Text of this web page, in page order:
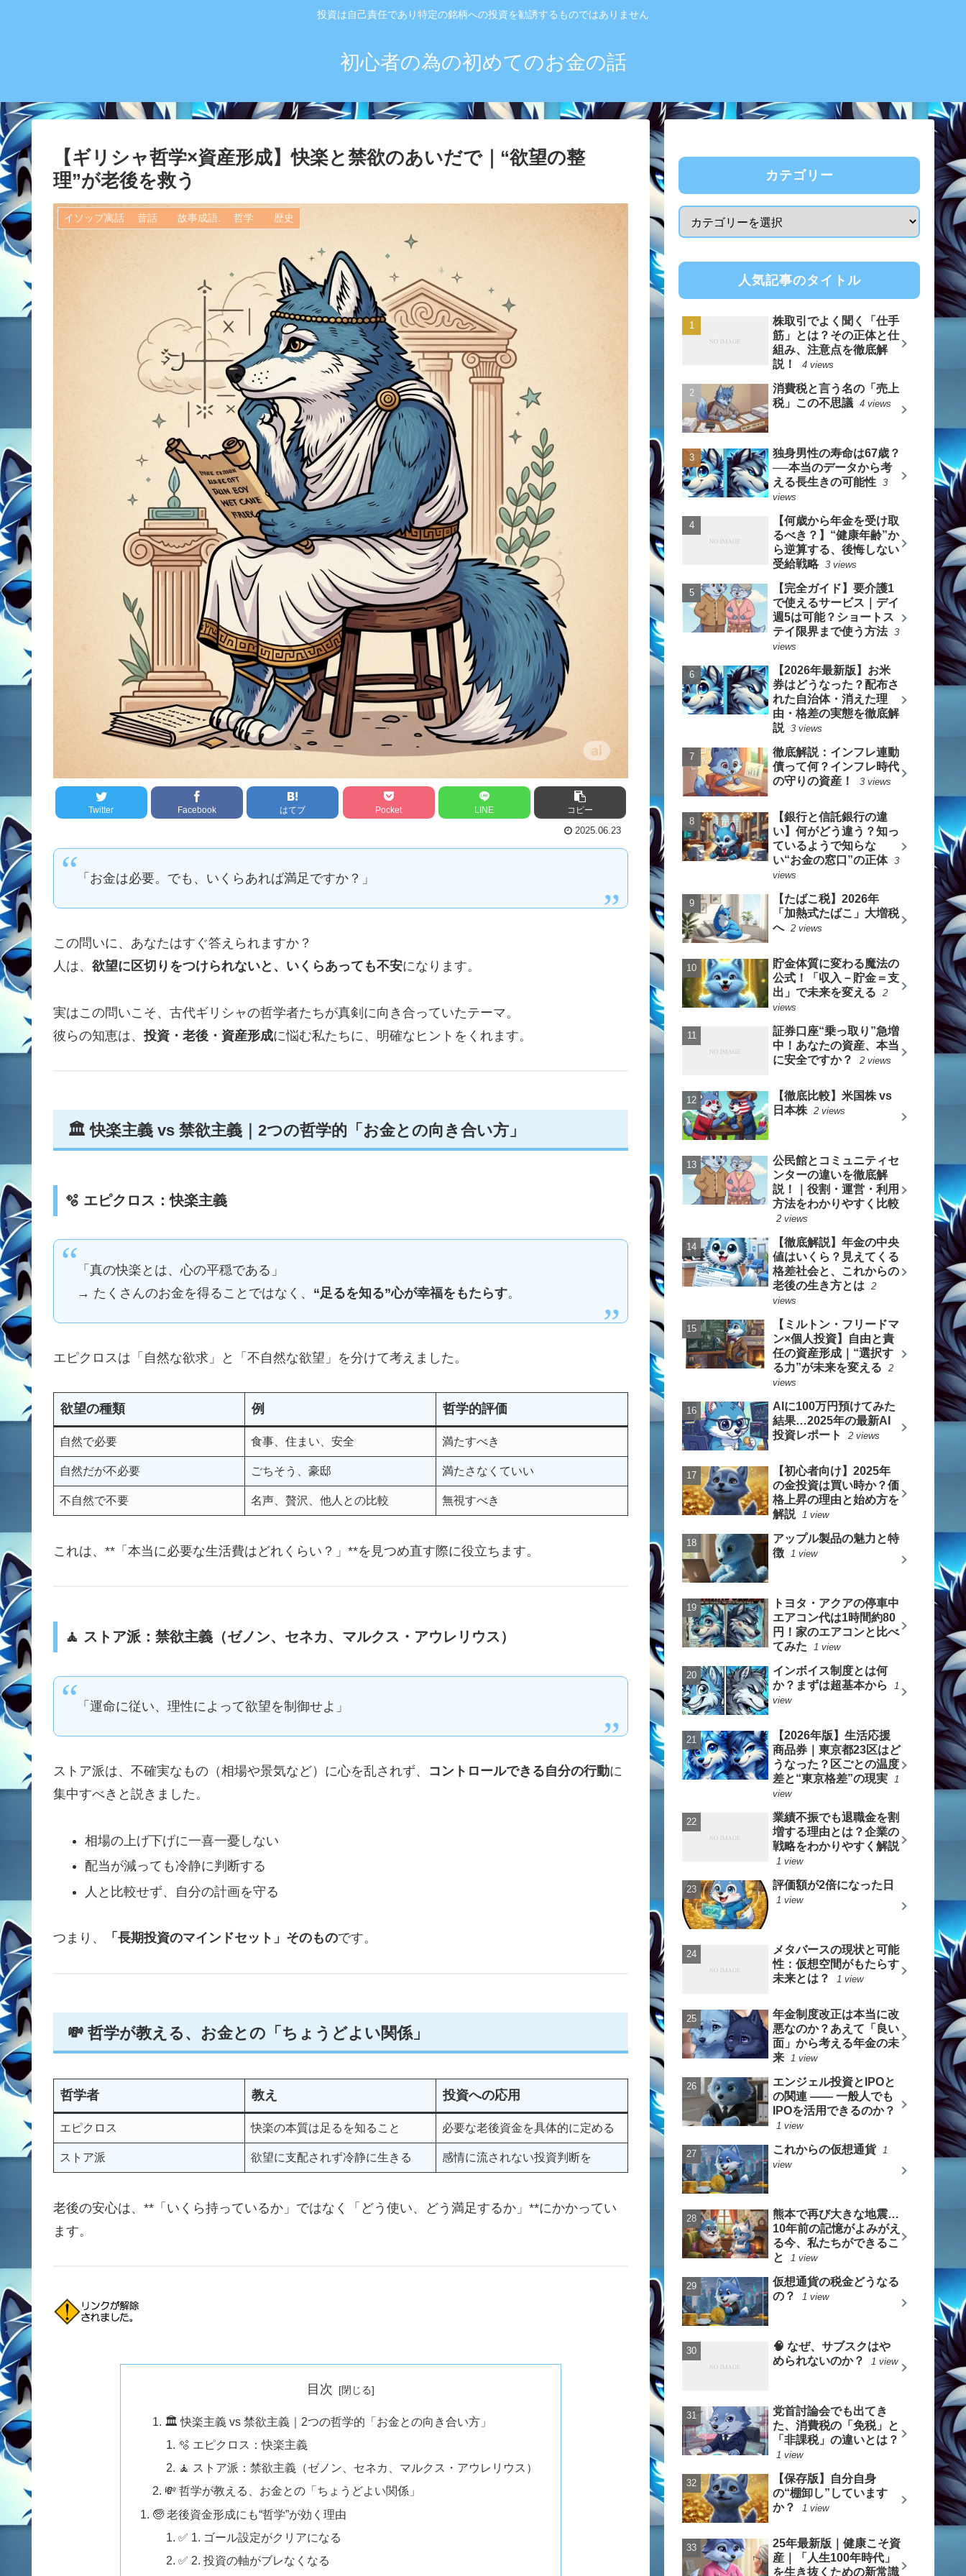
投資は自己責任であり特定の銘柄への投資を勧誘するものではありません
初心者の為の初めてのお金の話
【ギリシャ哲学×資産形成】快楽と禁欲のあいだで｜“欲望の整
理”が老後を救う
イソップ寓話 昔話 故事成語. 哲学 歴史
Twitter Facebook はてブ Pocket LINE コピー
2025.06.23
「お金は必要。でも、いくらあれば満足ですか？」
この問いに、あなたはすぐ答えられますか？
人は、 欲望に区切りをつけられないと、いくらあっても不安になります。
実はこの問いこそ、古代ギリシャの哲学者たちが真剣に向き合っていたテーマ。
彼らの知恵は、投資・老後・資産形成に悩む私たちに、明確なヒントをくれます。
🏛️ 快楽主義 vs 禁欲主義｜2つの哲学的「お金との向き合い方」
🫧 エピクロス：快楽主義
「真の快楽とは、心の平穏である」
→ たくさんのお金を得ることではなく、 “足るを知る”心が幸福をもたらす。
エピクロスは「自然な欲求」と「不自然な欲望」を分けて考えました。
欲望の種類 例 哲学的評価
自然で必要 食事、住まい、安全 満たすべき
自然だが不必要 ごちそう、豪邸 満たさなくていい
不自然で不要 名声、贅沢、他人との比較 無視すべき
これは、**「本当に必要な生活費はどれくらい？」**を見つめ直す際に役立ちます。
🧘 ストア派：禁欲主義（ゼノン、セネカ、マルクス・アウレリウス）
「運命に従い、理性によって欲望を制御せよ」
ストア派は、不確実なもの（相場や景気など）に心を乱されず、 コントロールできる自分の行動に
集中すべきと説きました。
相場の上げ下げに一喜一憂しない
配当が減っても冷静に判断する
人と比較せず、自分の計画を守る
つまり、 「長期投資のマインドセット」そのものです。
💸 哲学が教える、お金との「ちょうどよい関係」
哲学者 教え 投資への応用
エピクロス 快楽の本質は足るを知ること 必要な老後資金を具体的に定める
ストア派 欲望に支配されず冷静に生きる 感情に流されない投資判断を
老後の安心は、**「いくら持っているか」ではなく「どう使い、どう満足するか」**にかかってい
ます。
目次
🏛️ 快楽主義 vs 禁欲主義｜2つの哲学的「お金との向き合い方」
🫧 エピクロス：快楽主義
🧘 ストア派：禁欲主義（ゼノン、セネカ、マルクス・アウレリウス）
💸 哲学が教える、お金との「ちょうどよい関係」
🧓 老後資金形成にも“哲学”が効く理由
✅ 1. ゴール設定がクリアになる
✅ 2. 投資の軸がブレなくなる
カテゴリー
人気記事のタイトル
株取引でよく聞く「仕手
筋」とは？その正体と仕
組み、注意点を徹底解
説！
4 views
消費税と言う名の「売上
税」この不思議 4 views
独身男性の寿命は67歳？
──本当のデータから考
える長生きの可能性 3
views
【何歳から年金を受け取
るべき？】“健康年齢”か
ら逆算する、後悔しない
受給戦略 3 views
【完全ガイド】要介護1
で使えるサービス｜デイ
週5は可能？ショートス
テイ限界まで使う方法 3
views
【2026年最新版】お米
券はどうなった？配布さ
れた自治体・消えた理
由・格差の実態を徹底解
説 3 views
徹底解説：インフレ連動
債って何？インフレ時代
の守りの資産！
3 views
【銀行と信託銀行の違
い】何がどう違う？知っ
ているようで知らな
い“お金の窓口”の正体 3
views
【たばこ税】2026年
「加熱式たばこ」大増税
へ 2 views
貯金体質に変わる魔法の
公式！「収入－貯金＝支
出」で未来を変える
2
views
証券口座“乗っ取り”急増
中！あなたの資産、本当
に安全ですか？
2 views
【徹底比較】米国株 vs
日本株 2 views
公民館とコミュニティセ
ンターの違いを徹底解
説！｜役割・運営・利用
方法をわかりやすく比較
2 views
【徹底解説】年金の中央
値はいくら？見えてくる
格差社会と、これからの
老後の生き方とは
2
views
【ミルトン・フリードマ
ン×個人投資】自由と責
任の資産形成｜“選択す
る力”が未来を変える
2
views
AIに100万円預けてみた
結果…2025年の最新AI
投資レポート
2 views
【初心者向け】2025年
の金投資は買い時か？価
格上昇の理由と始め方を
解説
1 view
アップル製品の魅力と特
徴
1 view
トヨタ・アクアの停車中
エアコン代は1時間約80
円！家のエアコンと比べ
てみた
1 view
インボイス制度とは何
か？まずは超基本から
1
view
【2026年版】生活応援
商品券｜東京都23区はど
うなった？区ごとの温度
差と“東京格差”の現実
1
view
業績不振でも退職金を割
増する理由とは？企業の
戦略をわかりやすく解説
1 view
評価額が2倍になった日
1 view
メタバースの現状と可能
性：仮想空間がもたらす
未来とは？
1 view
年金制度改正は本当に改
悪なのか？あえて「良い
面」から考える年金の未
来
1 view
エンジェル投資とIPOと
の関連 —— 一般人でも
IPOを活用できるのか？
1 view
これからの仮想通貨
1
view
熊本で再び大きな地震…
10年前の記憶がよみがえ
る今、私たちができるこ
と
1 view
仮想通貨の税金どうなる
の？
1 view
🧠 なぜ、サブスクはや
められないのか？
1 view
党首討論会でも出てき
た、消費税の「免税」と
「非課税」の違いとは？
1 view
【保存版】自分自身
の“棚卸し”しています
か？
1 view
25年最新版｜健康こそ資
産｜「人生100年時代」
を生き抜くための新常識